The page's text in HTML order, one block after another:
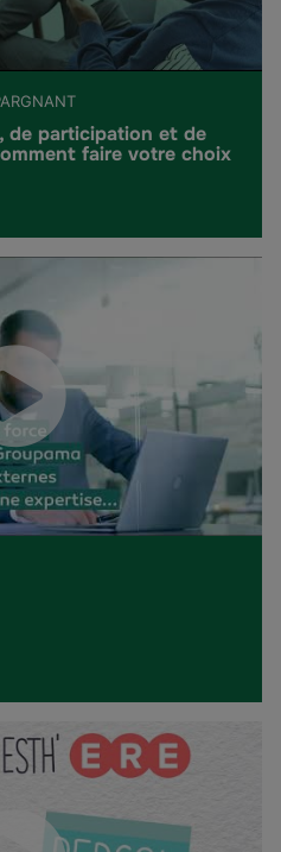
de participation et de
faire votre choix